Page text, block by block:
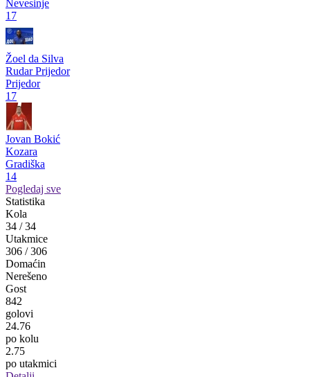
pre 2 godine
Radeljić: Želimo duplu krunu!
Pogledaj više
Milan Šikanjić
Laktaši
Laktaši
26
Miloš Perović
BSK
Banja Luka
19
Srđan Drašković
Velež
Nevesinje
17
Žoel da Silva
Rudar Prijedor
Prijedor
17